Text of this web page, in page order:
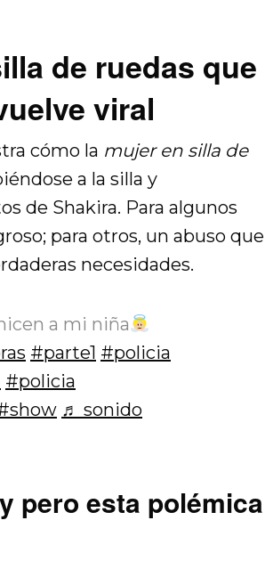
de ruedas que
viral
cómo la mujer en silla de
a la silla y
de Shakira. Para algunos
para otros, un abuso que
necesidades.
a mi niña
#parte1 #policia
#policia
♬ sonido
pero esta polémica